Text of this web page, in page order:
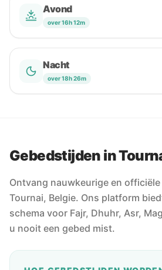
Avond
over 16h 12m
Nacht
over 18h 26m
Gebedstijden in
Ontvang nauwkeurige en
Tournai, Belgie. Ons platform
schema voor Fajr, Dhuhr, Asr,
u nooit een gebed mist.